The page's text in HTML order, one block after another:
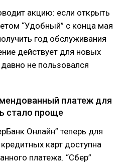
акцию: если открыть
“Удобный” с конца мая
год обслуживания
действует для новых
давно не пользовался
платеж для
стало проще
Онлайн” теперь для
карт доступна
платежа. “Сбер”